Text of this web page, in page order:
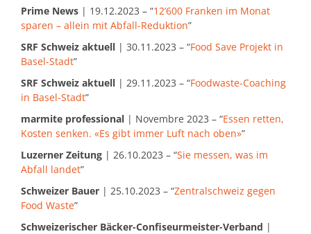
Prime News | 19.12.2023 – “12’600 Franken im Monat
sparen – allein mit Abfall-Reduktion”
SRF Schweiz aktuell | 30.11.2023 – “Food Save Projekt in
Basel-Stadt”
SRF Schweiz aktuell | 29.11.2023 – “Foodwaste-Coaching
in Basel-Stadt”
marmite professional | Novembre 2023 – “Essen retten,
Kosten senken. «Es gibt immer Luft nach oben»”
Luzerner Zeitung | 26.10.2023 – “Sie messen, was im
Abfall landet”
Schweizer Bauer | 25.10.2023 – “Zentralschweiz gegen
Food Waste”
Schweizerischer Bäcker-Confiseurmeister-Verband |